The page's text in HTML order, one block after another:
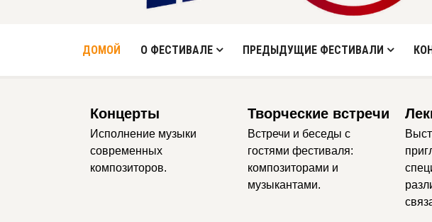
ДОМОЙ О ФЕСТИВАЛЕ ПРЕДЫДУЩИЕ ФЕСТИВАЛИ
Концерты
Исполнение музыки
современных
композиторов.
Творческие встречи
Встречи и беседы с
гостями фестиваля:
композиторами и
музыкантами.